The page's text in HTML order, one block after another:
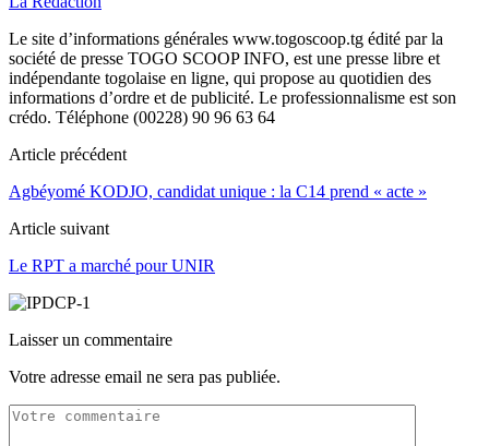
Le site d’informations générales www.togoscoop.tg édité par la
société de presse TOGO SCOOP INFO, est une presse libre et
indépendante togolaise en ligne, qui propose au quotidien des
informations d’ordre et de publicité. Le professionnalisme est son
crédo. Téléphone (00228) 90 96 63 64
Article précédent
Agbéyomé KODJO, candidat unique : la C14 prend « acte »
Article suivant
Le RPT a marché pour UNIR
Laisser un commentaire
Votre adresse email ne sera pas publiée.